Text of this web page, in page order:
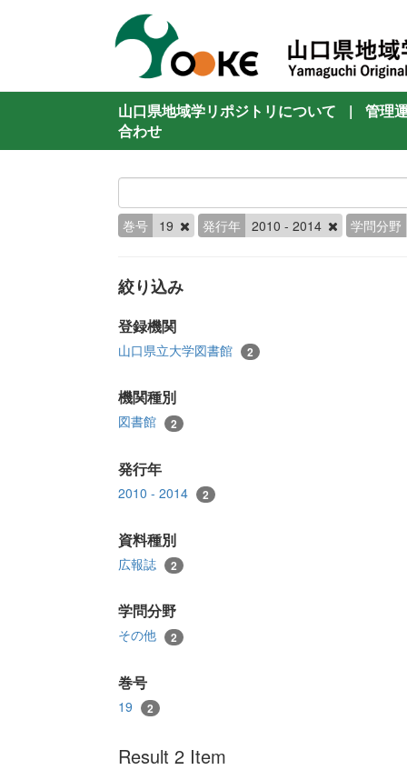
山口県地域学リポジトリについて |
管理
合わせ
巻号 19 発行年 2010 - 2014 学問分野
絞り込み
登録機関
山口県立大学図書館 2
機関種別
図書館 2
発行年
2010 - 2014 2
資料種別
広報誌 2
学問分野
その他 2
巻号
19 2
Result 2 Item